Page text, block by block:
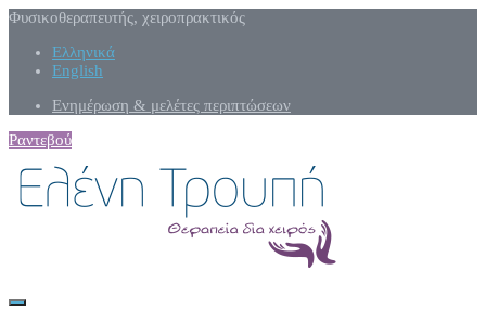
Φυσικοθεραπευτής, χειροπρακτικός
Ελληνικά
English
Ενημέρωση & μελέτες περιπτώσεων
Ραντεβού